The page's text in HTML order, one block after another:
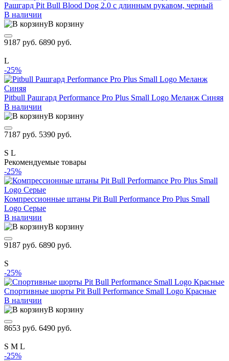
Рашгард Pit Bull Blood Dog 2.0 с длинным рукавом, черный
В наличии
В корзину
9187 руб. 6890 руб.
L
-25%
Pitbull Рашгард Performance Pro Plus Small Logo Меланж Синяя
В наличии
В корзину
7187 руб. 5390 руб.
S L
Рекомендуемые товары
-25%
Компрессионные штаны Pit Bull Performance Pro Plus Small
Logo Серые
В наличии
В корзину
9187 руб. 6890 руб.
S
-25%
Спортивные шорты Pit Bull Performance Small Logo Красные
В наличии
В корзину
8653 руб. 6490 руб.
S M L
-25%